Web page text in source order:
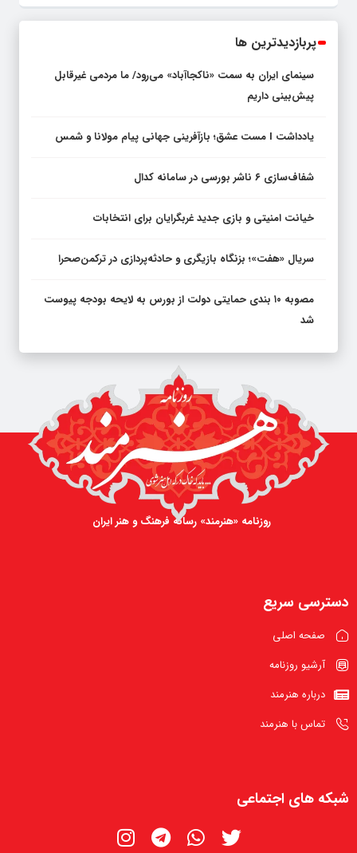
پربازدیدترین ها
سینمای ایران به سمت «ناکجاآباد» می‌رود/ ما مردمی غیرقابل
پیش‌بینی داریم
یادداشت I مست عشق؛ بازآفرینی جهانی پیام مولانا و شمس
شفاف‌سازی ۶ ناشر بورسی در سامانه کدال
خیانت امنیتی و بازی جدید غربگرایان برای انتخابات
سریال «هفت»؛ بزنگاه بازیگری و حادثه‌پردازی در ترکمن‌صحرا
مصوبه ۱۰ بندی حمایتی دولت از بورس به لایحه بودجه پیوست
شد
روزنامه «هنرمند» رسانه فرهنگ و هنر ایران
دسترسی سریع
صفحه اصلی
آرشیو روزنامه
درباره هنرمند
تماس با هنرمند
شبکه های اجتماعی